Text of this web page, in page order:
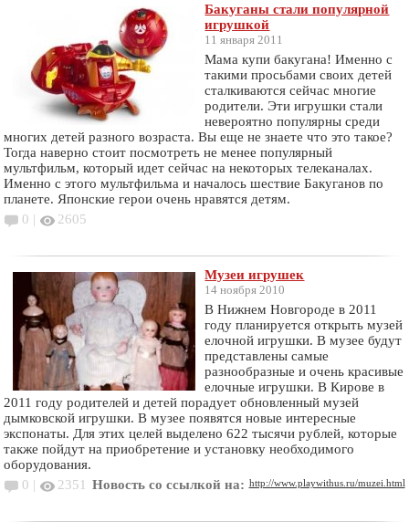
Бакуганы стали популярной
игрушкой
11 января 2011
Мама купи бакугана! Именно с
такими просьбами своих детей
сталкиваются сейчас многие
родители. Эти игрушки стали
невероятно популярны среди
многих детей разного возраста. Вы еще не знаете что это такое?
Тогда наверно стоит посмотреть не менее популярный
мультфильм, который идет сейчас на некоторых телеканалах.
Именно с этого мультфильма и началось шествие Бакуганов по
планете. Японские герои очень нравятся детям.
0 |
2605
Музеи игрушек
14 ноября 2010
В Нижнем Новгороде в 2011
году планируется открыть музей
елочной игрушки. В музее будут
представлены самые
разнообразные и очень красивые
елочные игрушки. В Кирове в
2011 году родителей и детей порадует обновленный музей
дымковской игрушки. В музее появятся новые интересные
экспонаты. Для этих целей выделено 622 тысячи рублей, которые
также пойдут на приобретение и установку необходимого
оборудования.
0 |
2351 Новость со ссылкой на: http://www.playwithus.ru/muzei.html